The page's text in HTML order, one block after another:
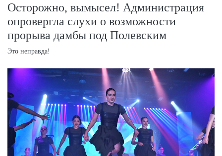
Осторожно, вымысел! Администрация
опровергла слухи о возможности
прорыва дамбы под Полевским
Это неправда!